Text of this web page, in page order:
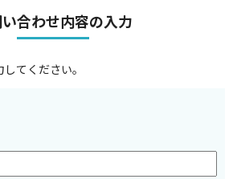
合わせ内容の入力
てください。